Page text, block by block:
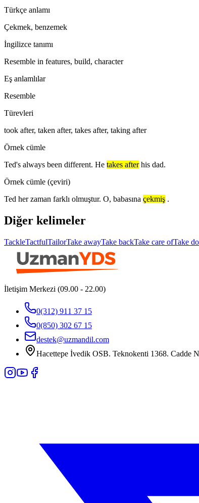
Türkçe anlamı
Çekmek, benzemek
İngilizce tanımı
Resemble in features, build, character
Eş anlamlılar
Resemble
Türevleri
took after, taken after, takes after, taking after
Örnek cümle
Ted's always been different. He takes after his dad.
Örnek cümle (çeviri)
Ted her zaman farklı olmuştur. O, babasına çekmiş .
Diğer kelimeler
TackleTactfulTailorTake awayTake backTake care ofTake
İletişim Merkezi (09.00 - 22.00)
0(312) 911 37 15
0(850) 302 67 15
destek@uzmandil.com
Hacettepe İvedik OSB. Teknokenti 1368.